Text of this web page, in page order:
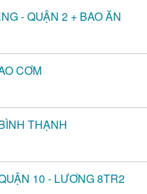
- QUẬN 2 + BAO ĂN
CƠM
THẠNH
10 - LƯƠNG 8TR2